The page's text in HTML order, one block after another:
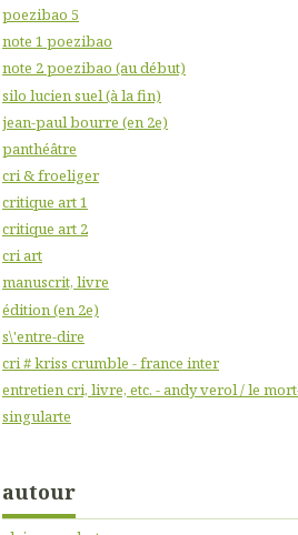
poezibao 5
note 1 poezibao
note 2 poezibao (au début)
silo lucien suel (à la fin)
jean-paul bourre (en 2e)
panthéâtre
cri & froeliger
critique art 1
critique art 2
cri art
manuscrit, livre
édition (en 2e)
s\'entre-dire
cri # kriss crumble - france inter
entretien cri, livre, etc. - andy verol / le
singularte
autour